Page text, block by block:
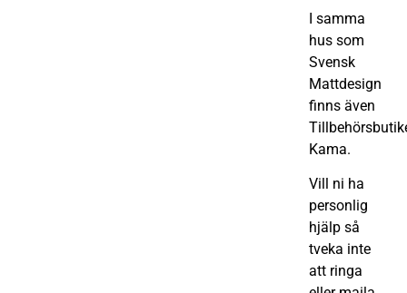
I samma
hus som
Svensk
Mattdesign
finns även
Kama.
Vill ni ha
personlig
hjälp så
tveka inte
att ringa